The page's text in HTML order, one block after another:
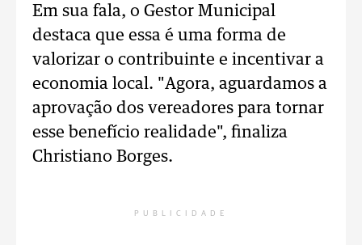
Em sua fala, o Gestor Municipal
destaca que essa é uma forma de
valorizar o contribuinte e incentivar a
economia local. "Agora, aguardamos a
aprovação dos vereadores para tornar
esse benefício realidade", finaliza
Christiano Borges.
PUBLICIDADE